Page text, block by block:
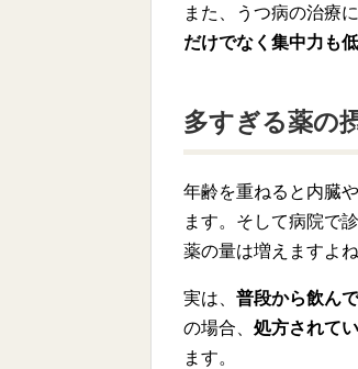
また、うつ病の治療
だけでなく集中力も
多すぎる薬の
年齢を重ねると内臓
ます。そして病院で
薬の量は増えますよね
実は、 普段から飲ん
の場合、 処方されて
ます。